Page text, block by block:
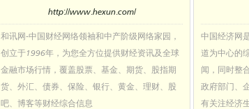
http://www.hexun.com/
和讯网-中国财经网络领袖和中产阶级网络家园，
创立于1996年，为您全方位提供财经资讯及全球
金融市场行情，覆盖股票、基金、期货、股指期
货、外汇、债券、保险、银行、黄金、理财、股
吧、博客等财经综合信息
中国经济网
道为中心的
闻，同时整
政府部门、
有关注经济